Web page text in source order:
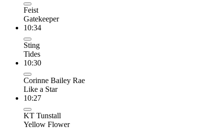
Feist
Gatekeeper
10:34
Sting
Tides
10:30
Corinne Bailey Rae
Like a Star
10:27
KT Tunstall
Yellow Flower